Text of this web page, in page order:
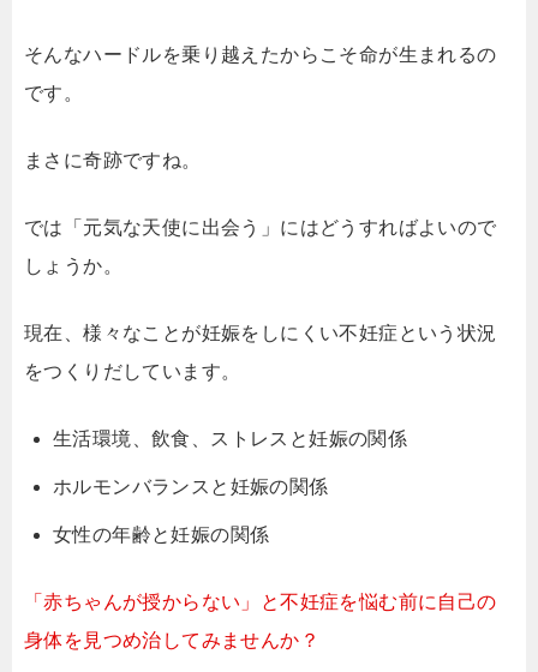
そんなハードルを乗り越えたからこそ命が生まれるの
です。
まさに奇跡ですね。
では「元気な天使に出会う」にはどうすればよいので
しょうか。
現在、様々なことが妊娠をしにくい不妊症という状況
をつくりだしています。
生活環境、飲食、ストレスと妊娠の関係
ホルモンバランスと妊娠の関係
女性の年齢と妊娠の関係
「赤ちゃんが授からない」と不妊症を悩む前に自己の
身体を見つめ治してみませんか？